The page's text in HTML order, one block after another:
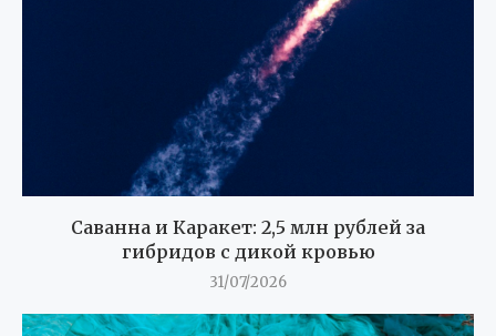
Саванна и Каракет: 2,5 млн рублей за
гибридов с дикой кровью
31/07/2026